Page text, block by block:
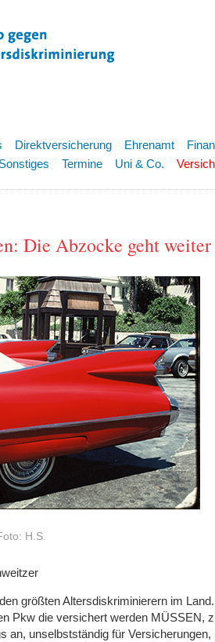
Direktversicherung Ehrenamt
Sonstiges Termine Uni & Co.
Die Abzocke geht weiter
H.S.
größten Altersdiskriminierern im
Pkw die versichert werden MÜSSEN,
an, unselbstständig für